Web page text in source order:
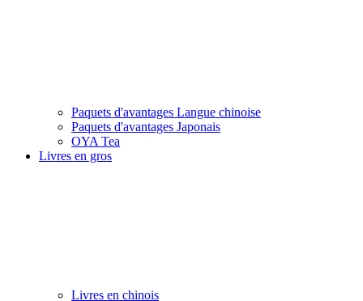
Paquets d'avantages Langue chinoise
Paquets d'avantages Japonais
OYA Tea
Livres en gros
Livres en chinois